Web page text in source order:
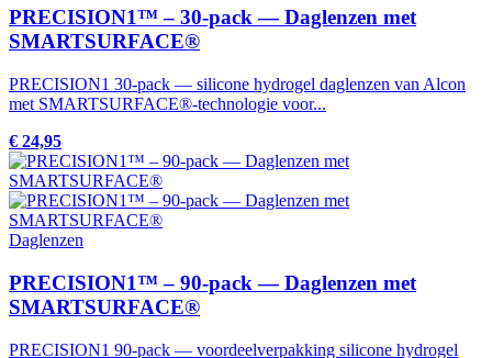
PRECISION1™ – 30-pack — Daglenzen met
SMARTSURFACE®
PRECISION1 30-pack — silicone hydrogel daglenzen van Alcon
met SMARTSURFACE®-technologie voor...
€ 24,95
Daglenzen
PRECISION1™ – 90-pack — Daglenzen met
SMARTSURFACE®
PRECISION1 90-pack — voordeelverpakking silicone hydrogel